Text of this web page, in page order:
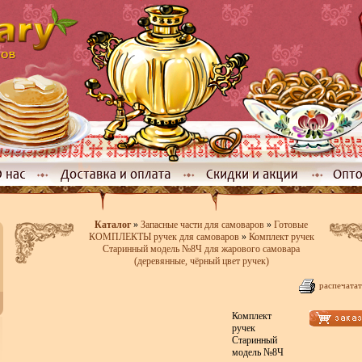
Каталог» Запасные части для самоваров » Готовые
КОМПЛЕКТЫ ручек для самоваров» Комплект ручек
Старинный модель №8Ч для жарового самовара
(деревянные, чёрный цвет ручек)
Комплект
ручек
Старинный
модель №8Ч